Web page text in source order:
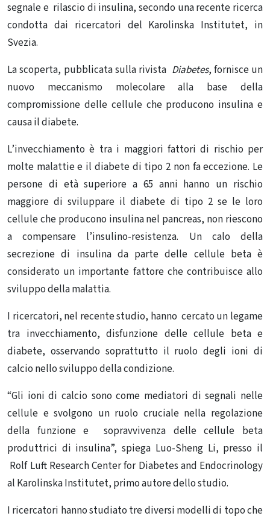
segnale e rilascio di insulina, secondo una recente ricerca
condotta dai ricercatori del Karolinska Institutet, in
Svezia.
La scoperta, pubblicata sulla rivista Diabetes, fornisce un
nuovo meccanismo molecolare alla base della
compromissione delle cellule che producono insulina e
causa il diabete.
L’invecchiamento è tra i maggiori fattori di rischio per
molte malattie e il diabete di tipo 2 non fa eccezione. Le
persone di età superiore a 65 anni hanno un rischio
maggiore di sviluppare il diabete di tipo 2 se le loro
cellule che producono insulina nel pancreas, non riescono
a compensare l’insulino-resistenza. Un calo della
secrezione di insulina da parte delle cellule beta è
considerato un importante fattore che contribuisce allo
sviluppo della malattia.
I ricercatori, nel recente studio, hanno cercato un legame
tra invecchiamento, disfunzione delle cellule beta e
diabete, osservando soprattutto il ruolo degli ioni di
calcio nello sviluppo della condizione.
“Gli ioni di calcio sono come mediatori di segnali nelle
cellule e svolgono un ruolo cruciale nella regolazione
della funzione e sopravvivenza delle cellule beta
produttrici di insulina”, spiega Luo-Sheng Li, presso il
Rolf Luft Research Center for Diabetes and Endocrinology
al Karolinska Institutet, primo autore dello studio.
I ricercatori hanno studiato tre diversi modelli di topo che